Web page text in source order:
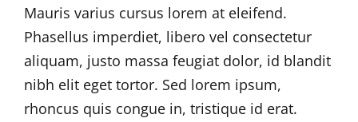
Mauris varius cursus lorem at eleifend.
Phasellus imperdiet, libero vel consectetur
aliquam, justo massa feugiat dolor, id blandit
nibh elit eget tortor. Sed lorem ipsum,
rhoncus quis congue in, tristique id erat.